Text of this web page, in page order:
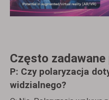
Często zadawane
P: Czy polaryzacja
widzialnego?